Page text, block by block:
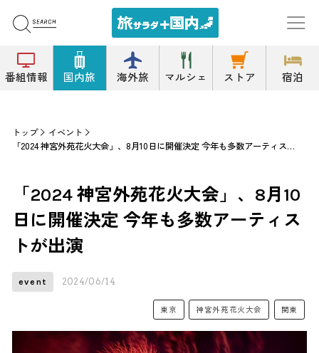
番組情報 国内旅 海外旅 マルシェ ストア 宿泊
トップ
イベント
「2024 神宮外苑花火大会」、8月10日に開催決定 今年も多数アーティストが出演
「2024 神宮外苑花火大会」、8月10
日に開催決定 今年も多数アーティス
トが出演
event 2024/06/14
東京 神宮外苑花火大会 関東